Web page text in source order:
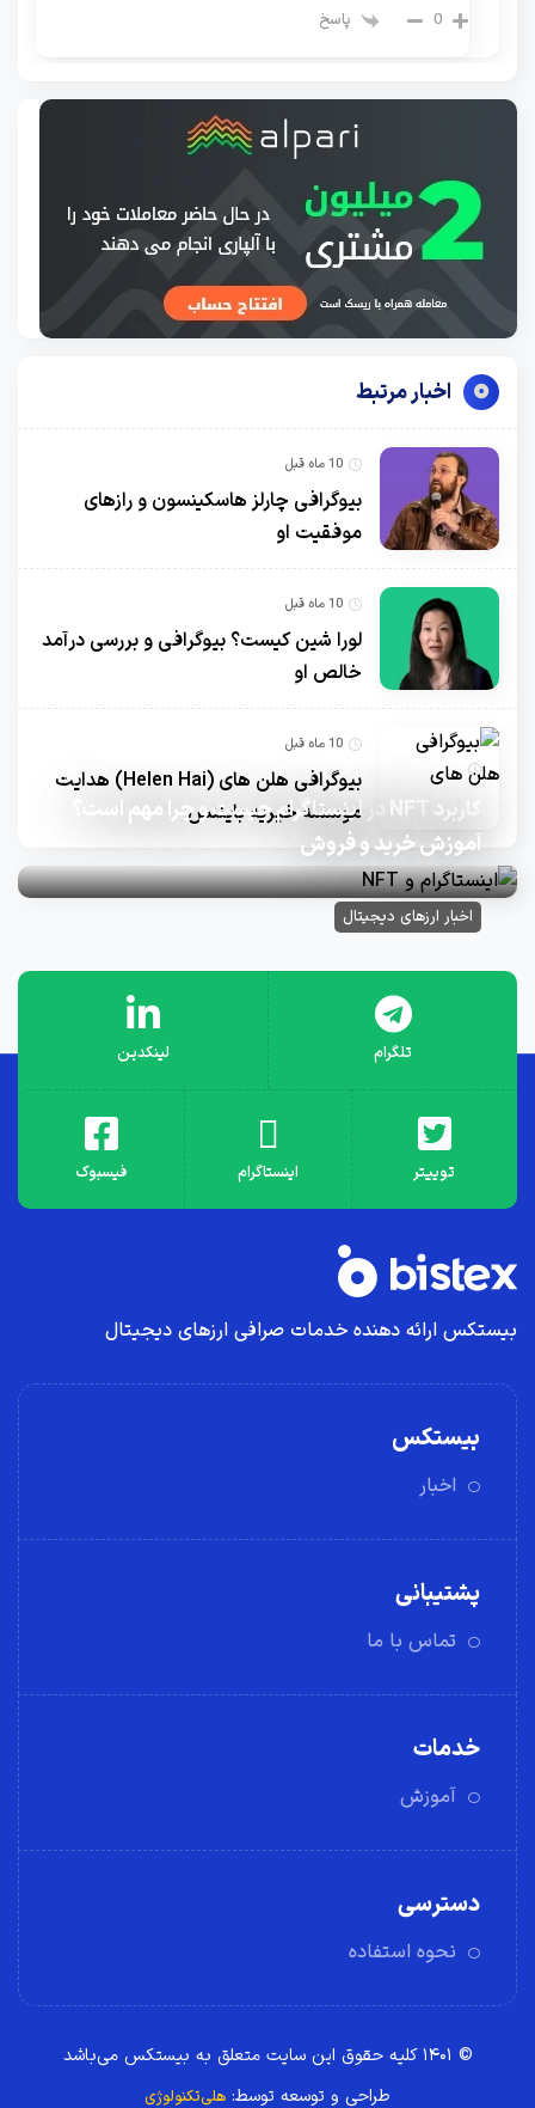
0 پاسخ
اخبار مرتبط
10 ماه قبل
بیوگرافی چارلز هاسکینسون و رازهای
موفقیت او
10 ماه قبل
لورا شین کیست؟ بیوگرافی و بررسی درآمد
خالص او
10 ماه قبل
بیوگرافی هلن های (Helen Hai) هدایت
موسسه خیریه بایننس
اخبار ارزهای دیجیتال
10 ماه قبل
کاربرد NFT در اینستاگرام چیست و چرا مهم است؟
آموزش خرید و فروش
تلگرام لینکدین
توییتر اینستاگرام فیسبوک
بیستکس ارائه دهنده خدمات صرافی ارز‌های دیجیتال
بیستکس
اخبار
پشتیبانی
تماس با ما
خدمات
آموزش
دسترسی
نحوه استفاده
© ۱۴۰۱ کلیه حقوق این سایت متعلق به بیستکس می‌باشد
طراحی و توسعه توسط: هلی‌تکنولوژی